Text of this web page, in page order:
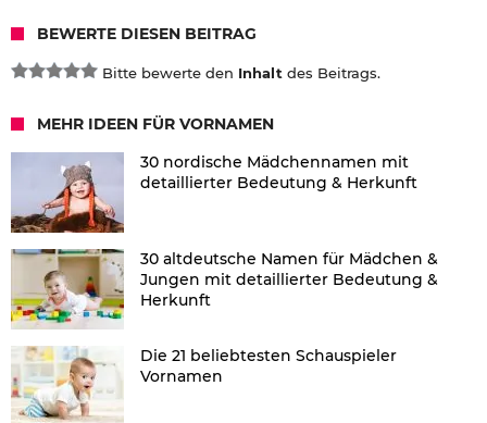
BEWERTE DIESEN BEITRAG
Bitte bewerte den Inhalt des Beitrags.
MEHR IDEEN FÜR VORNAMEN
30 nordische Mädchennamen mit
detaillierter Bedeutung & Herkunft
30 altdeutsche Namen für Mädchen &
Jungen mit detaillierter Bedeutung &
Herkunft
Die 21 beliebtesten Schauspieler
Vornamen